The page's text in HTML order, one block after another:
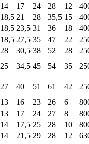
14 17 24 28 12
18,5 21 28 35,5 15
18,5 23,5 31 36 18
18,5 27,5 35 47 22
28 30,5 38 52 28
25 34,5 45 54 35
27 40 51 61 42
13 16 23 26 6
13 17 24 27 8
14 17,5 25 28 10
14 21,5 29 28 12